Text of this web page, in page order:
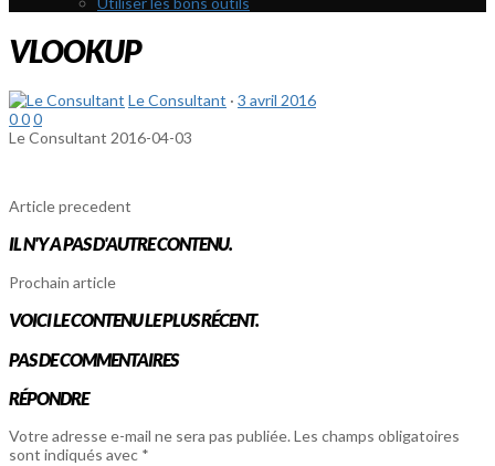
VLOOKUP
Le Consultant · 3 avril 2016
000
Le Consultant 2016-04-03
Article precedent
IL N'Y A PAS D'AUTRE CONTENU.
Prochain article
VOICI LE CONTENU LE PLUS RÉCENT.
PAS DE COMMENTAIRES
RÉPONDRE
Votre adresse e-mail ne sera pas publiée. Les champs obligatoires
sont indiqués avec *